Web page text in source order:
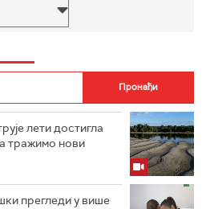
лети достигла
тражимо нови
прегледи у више